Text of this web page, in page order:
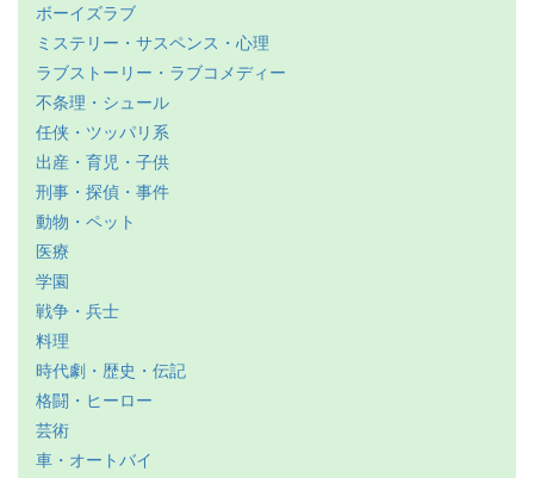
ボーイズラブ
ミステリー・サスペンス・心理
ラブストーリー・ラブコメディー
不条理・シュール
任侠・ツッパリ系
出産・育児・子供
刑事・探偵・事件
動物・ペット
医療
学園
戦争・兵士
料理
時代劇・歴史・伝記
格闘・ヒーロー
芸術
車・オートバイ